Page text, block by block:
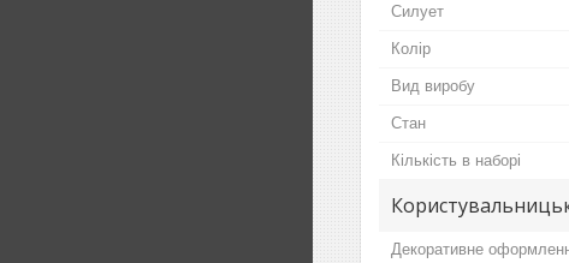
Силует
Колір
Вид виробу
Стан
Кількість в наборі
Декоративне